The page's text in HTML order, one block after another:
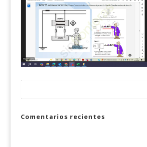
Comentarios recientes